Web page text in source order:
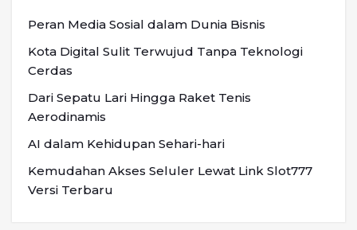
Peran Media Sosial dalam Dunia Bisnis
Kota Digital Sulit Terwujud Tanpa Teknologi
Cerdas
Dari Sepatu Lari Hingga Raket Tenis
Aerodinamis
AI dalam Kehidupan Sehari-hari
Kemudahan Akses Seluler Lewat Link Slot777
Versi Terbaru